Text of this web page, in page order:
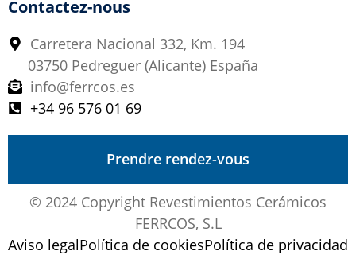
Contactez-nous
Carretera Nacional 332, Km. 194
03750 Pedreguer (Alicante) España
info@ferrcos.es
+34 96 576 01 69
Prendre rendez-vous
© 2024 Copyright Revestimientos Cerámicos
FERRCOS, S.L
Aviso legalPolítica de cookiesPolítica de privacidad